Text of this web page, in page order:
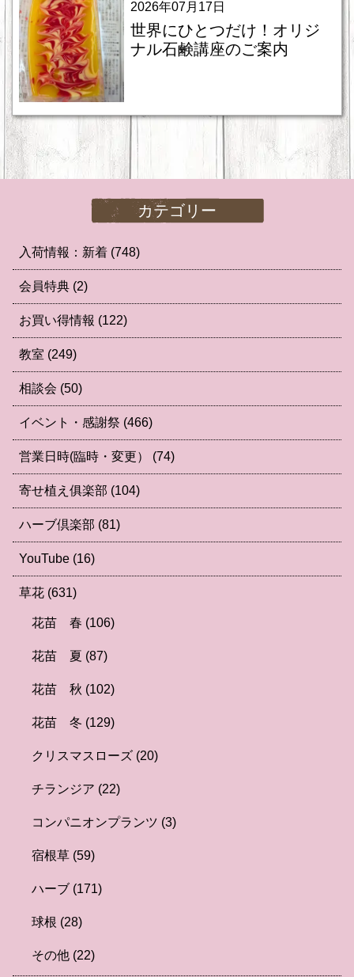
2026年07月17日
世界にひとつだけ！オリジ
ナル石鹸講座のご案内
カテゴリー
入荷情報：新着 (748)
会員特典 (2)
お買い得情報 (122)
教室 (249)
相談会 (50)
イベント・感謝祭 (466)
営業日時(臨時・変更） (74)
寄せ植え俱楽部 (104)
ハーブ倶楽部 (81)
YouTube (16)
草花 (631)
花苗 春 (106)
花苗 夏 (87)
花苗 秋 (102)
花苗 冬 (129)
クリスマスローズ (20)
チランジア (22)
コンパニオンプランツ (3)
宿根草 (59)
ハーブ (171)
球根 (28)
その他 (22)